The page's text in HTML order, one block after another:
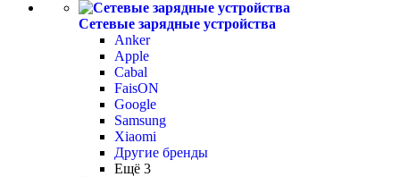
Сетевые зарядные устройства
Anker
Apple
Cabal
FaisON
Google
Samsung
Xiaomi
Другие бренды
Ещё 3